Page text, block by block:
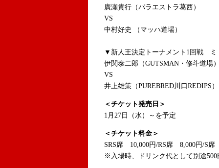
廣瀬貴行（パラエストラ葛西）
VS
中村好史 （マッハ道場）
▼新人王決定トーナメント1回戦
伊関泰二郎（GUTSMAN・修斗道場
VS
井上雄策（PUREBRED川口REDIPS）
＜チケット発売日＞
1月27日（水）～を予定
＜チケット料金＞
SRS席 10,000円/RS席 8,000円/S
※入場時、ドリンク代として別途500